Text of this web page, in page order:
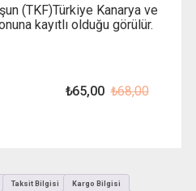
(TKF)Türkiye Kanarya ve
kayıtlı olduğu görülür.
₺68,00
₺65,00
Taksit Bilgisi Kargo Bilgisi